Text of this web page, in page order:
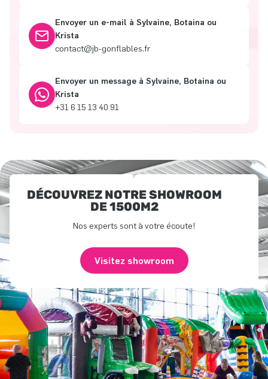
Envoyer un e-mail à Sylvaine, Botaina ou
Krista
contact@jb-gonflables.fr
Envoyer un message à Sylvaine, Botaina ou
Krista
+31 6 15 13 40 91
DÉCOUVREZ NOTRE SHOWROOM
DE 1500M2
Nos experts sont à votre écoute!
Visitez showroom